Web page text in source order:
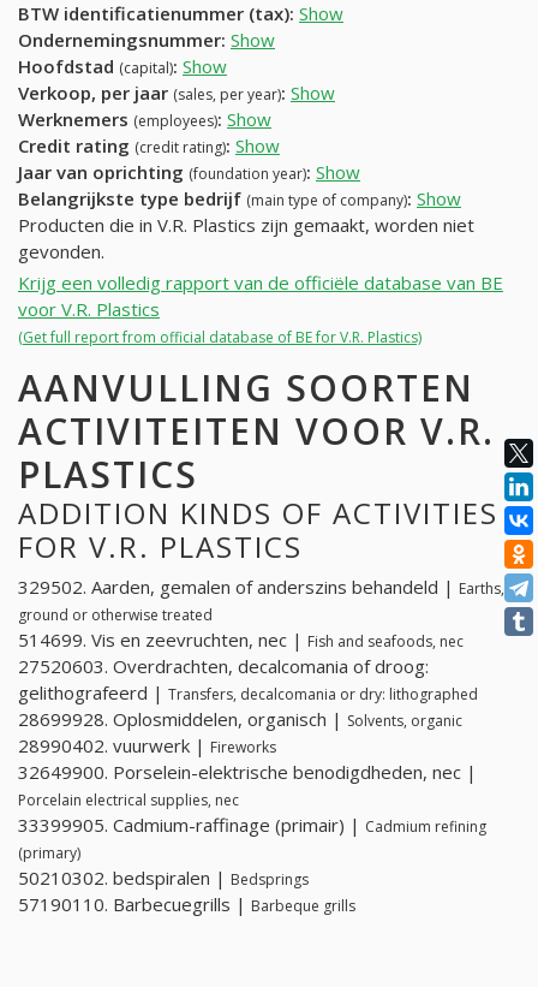
BTW identificatienummer (tax): Show
Ondernemingsnummer: Show
Hoofdstad (capital): Show
Verkoop, per jaar (sales, per year): Show
Werknemers (employees): Show
Credit rating (credit rating): Show
Jaar van oprichting (foundation year): Show
Belangrijkste type bedrijf (main type of company): Show
Producten die in V.R. Plastics zijn gemaakt, worden niet
gevonden.
Krijg een volledig rapport van de officiële database van BE
voor V.R. Plastics
(Get full report from official database of BE for V.R. Plastics)
AANVULLING SOORTEN
ACTIVITEITEN VOOR V.R.
PLASTICS
ADDITION KINDS OF ACTIVITIES
FOR V.R. PLASTICS
329502. Aarden, gemalen of anderszins behandeld | Earths,
ground or otherwise treated
514699. Vis en zeevruchten, nec | Fish and seafoods, nec
27520603. Overdrachten, decalcomania of droog:
gelithografeerd | Transfers, decalcomania or dry: lithographed
28699928. Oplosmiddelen, organisch | Solvents, organic
28990402. vuurwerk | Fireworks
32649900. Porselein-elektrische benodigdheden, nec |
Porcelain electrical supplies, nec
33399905. Cadmium-raffinage (primair) | Cadmium refining
(primary)
50210302. bedspiralen | Bedsprings
57190110. Barbecuegrills | Barbeque grills